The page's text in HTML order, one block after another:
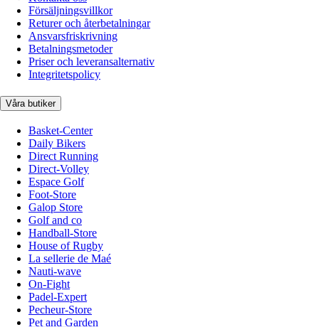
Försäljningsvillkor
Returer och återbetalningar
Ansvarsfriskrivning
Betalningsmetoder
Priser och leveransalternativ
Integritetspolicy
Våra butiker
Basket-Center
Daily Bikers
Direct Running
Direct-Volley
Espace Golf
Foot-Store
Galop Store
Golf and co
Handball-Store
House of Rugby
La sellerie de Maé
Nauti-wave
On-Fight
Padel-Expert
Pecheur-Store
Pet and Garden